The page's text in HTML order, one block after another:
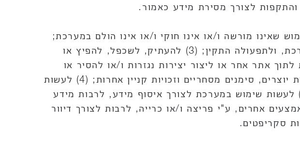
לצורך מסירת מידע כאמור.
המשתמש אינו רשאי: (1) לעשות כל שימוש שאינו מורשה ו/או אינו חוקי ו/או אינו הולם במערכת;
(2) לעקוף, להשבית או להפריע למאפיינים הקשורים לאבטחה של המערכת, ולתפעולה התקין; (3) להעתיק, לשכפל, להפיץ או
אתר אחר או ליצור יצירות נגזרות ו/או להסיר או
לשנות כל חלק ו/או תכנים בכלולים במערכת ולרבות כל הודעה על זכויות יוצרים, סימנים מסחריים וזכויות קניין אחרות; (4) לעשות
במערכת לצרכים מסחריים ו/או כל שימוש שאינו לצורך אישי; (5) לעשות שימוש במערכת לצורך איסוף מידע, לרבות מידע
אחרים, ע"י פריצה ו/או כרייה, לרבות לצורך דיוור
סקריפטים.